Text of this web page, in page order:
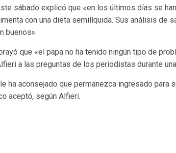
sábado explicó que «en los últimos días se
con una dieta semilíquida. Sus análisis de
buenos».
que «el papa no ha tenido ningún tipo de
a las preguntas de los periodistas durante
ha aconsejado que permanezca ingresado para
aceptó, según Alfieri.